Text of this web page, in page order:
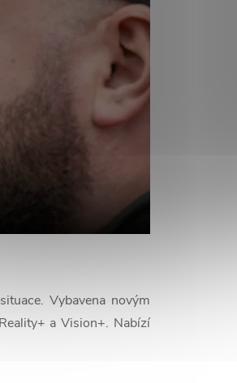
Vybavena novým
a Vision+. Nabízí